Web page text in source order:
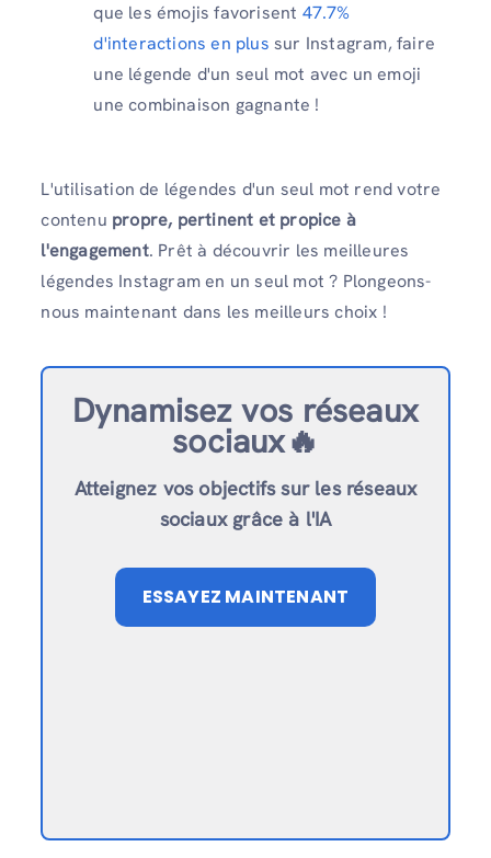
que les émojis favorisent 47.7%
d'interactions en plus sur Instagram, faire
une légende d'un seul mot avec un emoji
une combinaison gagnante !
L'utilisation de légendes d'un seul mot rend votre
contenu propre, pertinent et propice à
l'engagement. Prêt à découvrir les meilleures
légendes Instagram en un seul mot ? Plongeons-
nous maintenant dans les meilleurs choix !
Dynamisez vos réseaux
sociaux🔥
Atteignez vos objectifs sur les réseaux
sociaux grâce à l'IA
ESSAYEZ MAINTENANT